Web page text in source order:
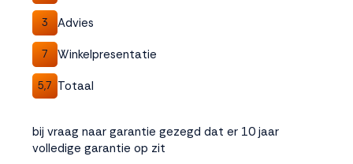
3 Advies
7 Winkelpresentatie
5,7 Totaal
bij vraag naar garantie gezegd dat er 10 jaar
volledige garantie op zit